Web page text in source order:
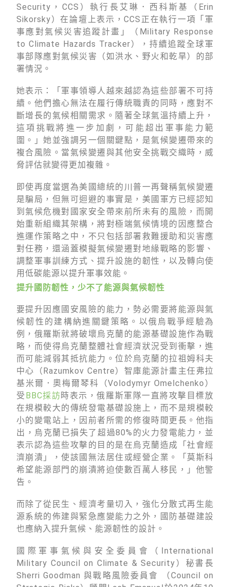
Security，CCS）執行長艾琳．西科斯基（Erin
Sikorsky）在論壇上表示，CCS正在執行一項「軍
事應對氣候災害追蹤計畫」（Military Response
to Climate Hazards Tracker），持續追蹤全球軍
事部隊應對氣候災害（如洪水、野火和乾旱）的部
署情況。
她表示：「軍事領導人越來越認為這些部署不可持
續。他們擔心無法在履行傳統職責的同時，應對不
斷增長的氣候相關需求。隨著全球氣溫持續上升，
這項挑戰將進一步加劇，可能超出軍事能力範
圍。」她並強調另一個關鍵點，是氣候變遷帶來的
複合風險。當氣候變遷與其他安全挑戰交織時，威
脅評估就變得更加複雜。
即使再度當選為美國總統的川普一再聲稱氣候變遷
是騙局，但無可迴避的事實是，美國軍方已經認知
到氣候危機對國家安全帶來前所未有的風險，而開
始重新組織其架構，將對極端氣候情境的因應整合
進運作策略之中，不只包括部署救難援助和災害應
對任務，還涵蓋模擬氣候變遷對地緣戰略的影響、
調整軍事訓練方式、提升設施的韌性，以及轉向使
用低碳能源以提升軍事效能。
提升國防韌性，少不了能源與氣候韌性
要提升因應國安風險的能力，勢必需要將能源與氣
候韌性的建構納進關鍵策略。以俄烏戰爭經驗為
例，俄羅斯就將破壞烏克蘭的能源基礎設施作為戰
略，而使得烏克蘭整體社會經濟狀況受到衝擊，進
而可能減弱其抵抗能力。位於烏克蘭的拉祖姆科夫
中心（Razumkov Centre）智庫能源計畫主任弗拉
基米爾．奧梅爾琴科（Volodymyr Omelchenko）
受 BBC採訪時表示，俄羅斯軍隊一直將攻擊目標放
在規模較大的傳統發電基礎設施上，而不是規模較
小的變電站上，因前者所需的修復時間更長。他指
出，烏克蘭已損失了超過80%的火力發電能力，並
表示認為這些攻擊的目的是在烏克蘭造成「社會經
濟崩潰」，使該國無法居住或經營企業。「莫斯科
希望能源部門的崩潰將迫使數百萬人移民，」他警
告。
而除了從民生、經濟考量切入，強化分散式再生能
源系統的佈建與緊急應變能力之外，國防基礎建設
也應納入提升氣候、能源韌性的設計。
國際軍事氣候與安全委員會（International
Military Council on Climate & Security）秘書長
Sherri Goodman 與戰略風險委員會 （Council on